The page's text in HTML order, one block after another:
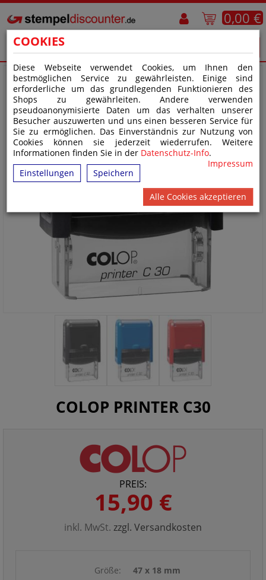
COOKIES
Diese Webseite verwendet Cookies, um Ihnen den
bestmöglichen Service zu gewährleisten. Einige sind
erforderliche um das grundlegenden Funktionieren des
Shops zu gewährleiten. Andere verwenden
pseudoanonymisierte Daten um das verhalten unserer
Besucher auszuwerten und uns einen besseren Service für
Sie zu ermöglichen. Das Einverständnis zur Nutzung von
Cookies können sie jederzeit wiederrufen. Weitere
Informationen finden Sie in der Datenschutz-Info.
Impressum
Einstellungen
Speichern
Alle Cookies akzeptieren
0,00 €
COLOP PRINTER C30
PREIS:
15,90 €
inkl. MwSt. zzgl. Versandkosten
Größe:
47 x 18 mm